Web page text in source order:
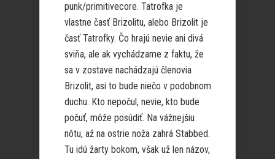
punk/primitivecore. Tatrofka je
vlastne časť Brizolitu, alebo Brizolit je
časť Tatrofky. Čo hrajú nevie ani divá
sviňa, ale ak vychádzame z faktu, že
sa v zostave nachádzajú členovia
Brizolit, asi to bude niečo v podobnom
duchu. Kto nepočul, nevie, kto bude
počuť, môže posúdiť. Na vážnejšiu
nôtu, až na ostrie noža zahrá Stabbed.
Tu idú žarty bokom, však už len názov,